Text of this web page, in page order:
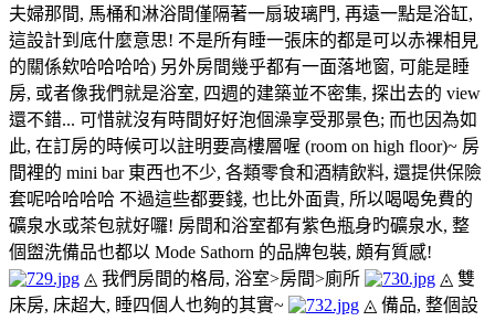
夫婦那間, 馬桶和淋浴間僅隔著一扇玻璃門, 再遠一點是浴缸,
這設計到底什麼意思! 不是所有睡一張床的都是可以赤裸相見
的關係欸哈哈哈哈) 另外房間幾乎都有一面落地窗, 可能是睡
房, 或者像我們就是浴室, 四週的建築並不密集, 探出去的 view
還不錯... 可惜就沒有時間好好泡個澡享受那景色; 而也因為如
此, 在訂房的時候可以註明要高樓層喔 (room on high floor)~ 房
間裡的 mini bar 東西也不少, 各類零食和酒精飲料, 還提供保險
套呢哈哈哈哈 不過這些都要錢, 也比外面貴, 所以喝喝免費的
礦泉水或茶包就好囉! 房間和浴室都有紫色瓶身旳礦泉水, 整
個盥洗備品也都以 Mode Sathorn 的品牌包裝, 頗有質感!
◬ 我們房間的格局, 浴室>房間>廁所
◬ 雙
床房, 床超大, 睡四個人也夠的其實~
◬ 備品, 整個設